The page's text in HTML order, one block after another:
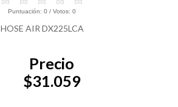
Puntuación: 0 / Votos: 0
HOSE AIR DX225LCA
Precio
$31.059